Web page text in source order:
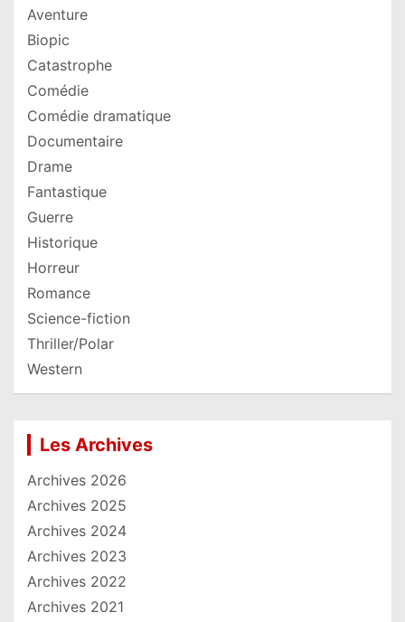
Aventure
Biopic
Catastrophe
Comédie
Comédie dramatique
Documentaire
Drame
Fantastique
Guerre
Historique
Horreur
Romance
Science-fiction
Thriller/Polar
Western
Les Archives
Archives 2026
Archives 2025
Archives 2024
Archives 2023
Archives 2022
Archives 2021